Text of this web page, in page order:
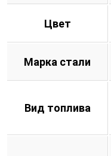
Цвет
Марка стали
Вид топлива